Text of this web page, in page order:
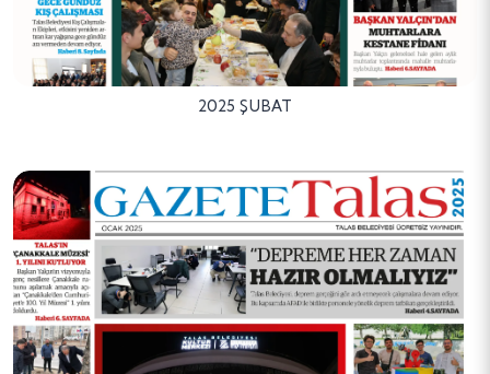
2025 ŞUBAT